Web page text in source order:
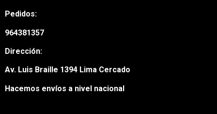
Pedidos:
964381357
Dirección:
Av. Luis Braille 1394 Lima Cercado
Hacemos envíos a nivel nacional
responder a sus preguntas.